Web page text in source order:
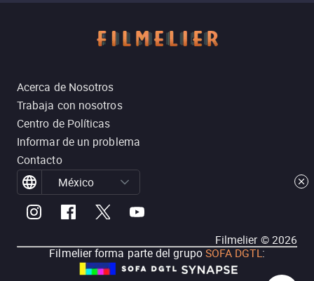
Acerca de Nosotros
Trabaja con nosotros
Centro de Políticas
Informar de un problema
Contacto
México
Filmelier ©2026
Filmelier forma parte del grupoSOFA DGTL: